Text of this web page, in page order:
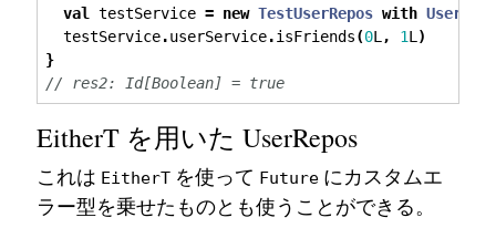
val
testService = new TestUserRepos with
testService.userService.isFriends(0L , 1L )
}
// res2: Id[Boolean] = true
EitherT を用いた UserRepos
これは EitherTを使って Futureにカスタムエ
ラー型を乗せたものとも使うことができる。